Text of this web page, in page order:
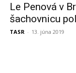
Le Penová v
šachovnicu
TASR - 13. júna 2019